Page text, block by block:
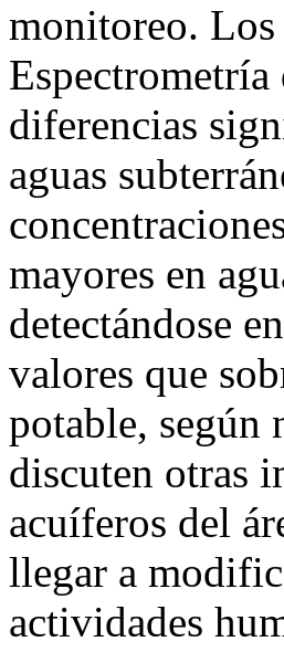
monitoreo. Los
diferencias
aguas
mayores en
detectándose
valores que
potable, según
discuten otras
acuíferos del
llegar a
actividades